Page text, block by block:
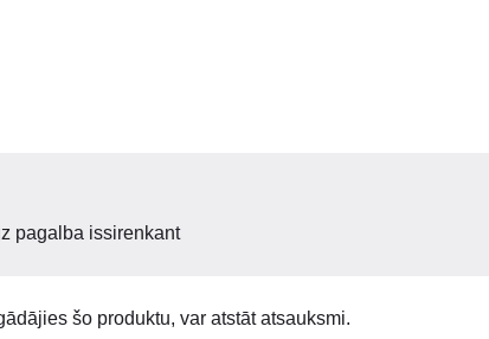
pagalba issirenkant
šo produktu, var atstāt atsauksmi.